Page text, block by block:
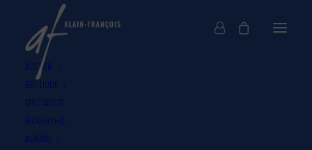
ACCUEIL
BOUTIQUE
SPECTACLES
BIOGRAPHIE
ALBUMS